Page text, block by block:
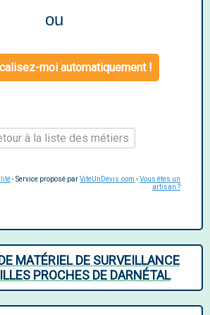
ou
moi automatiquement !
à la liste des métiers
- Service proposé parViteUnDevis.com -Vous êtes un
artisan ?
MATÉRIEL DE SURVEILLANCE
PROCHES DE DARNÉTAL